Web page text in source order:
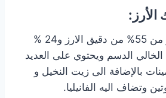
الأرز:
يتكون سيريلاك الأرز من 55% من دقيق الارز و24 %
الدسم ويحتوي على العديد
بالإضافة الى زيت النخيل و
وتضاف اليه الفانيليا.